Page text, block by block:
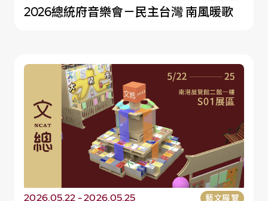
2026總統府音樂會－民主台灣 南風暖歌
2026.05.22 - 2026.05.25 藝文展覽
訂閱成功
感謝您的訂閱。